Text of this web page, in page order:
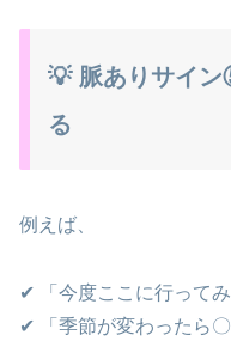
💡 脈ありサイ
る
例えば、
✔ 「今度ここに行ってみ
✔ 「季節が変わったら